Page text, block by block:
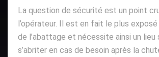
La question de sécurité est un point
l’opérateur. Il est en fait le plus exposé
de l’abattage et nécessite ainsi un lieu
s’abriter en cas de besoin après la